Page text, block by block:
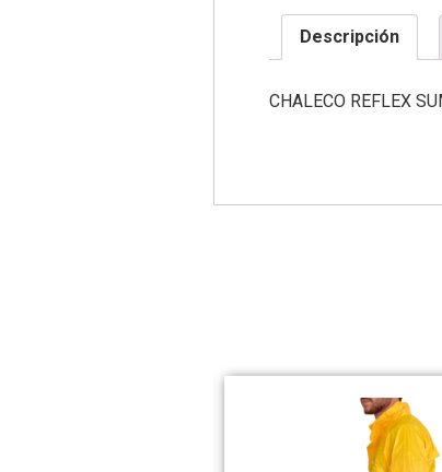
Descripción
CHALECO REFLEX